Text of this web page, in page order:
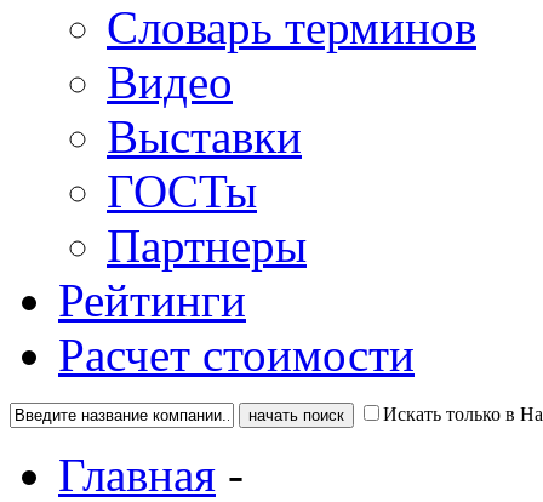
Словарь терминов
Видео
Выставки
ГОСТы
Партнеры
Рейтинги
Расчет стоимости
Искать только в
Главная -